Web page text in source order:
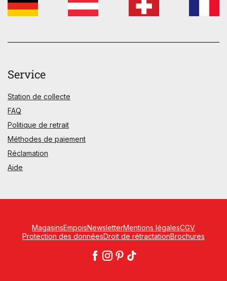
Service
Station de collecte
FAQ
Politique de retrait
Méthodes de paiement
Réclamation
Aide
MagasinsEmpoisNewsletterMentions légalesCGV
Protection des donnéesDroit de rétractationBrochures